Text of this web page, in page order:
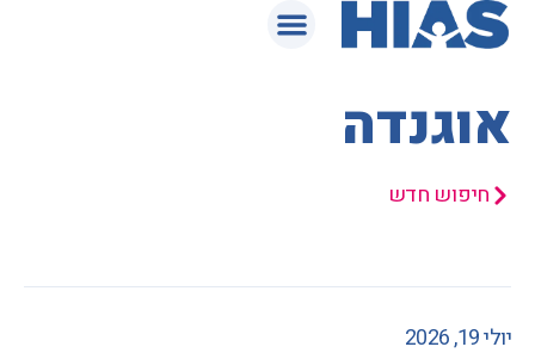
אוגנדה
חיפוש חדש
יולי 19, 2026